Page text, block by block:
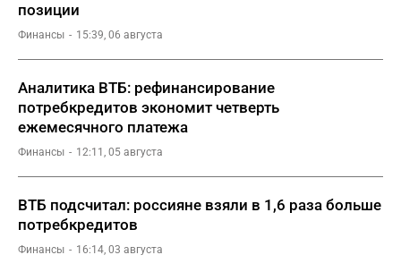
позиции
Финансы 15:39, 06 августа
Аналитика ВТБ: рефинансирование
потребкредитов экономит четверть
ежемесячного платежа
Финансы 12:11, 05 августа
ВТБ подсчитал: россияне взяли в 1,6 раза больше
потребкредитов
Финансы 16:14, 03 августа